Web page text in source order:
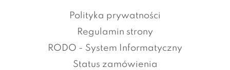
Polityka prywatności
Regulamin strony
RODO - System Informatyczny
Status zamówienia